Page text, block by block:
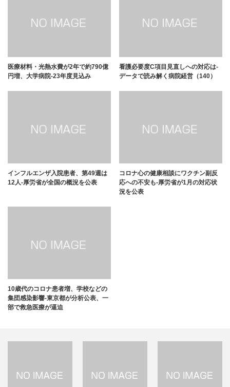
医療材料・光熱水費が2年で約790億
円増、大学病院-23年度見込み
看護必要度C項目見直しへの対応は-
データで読み解く病院経営（140）
インフルエンザ入院患者、第49週は
12人-厚労省が全国の概況を公表
コロナ心の健康相談にワクチン副反
応への不安も-厚労省が1月の対応状
況を公表
10歳代のコロナ患者増、学校などの
集団感染影響-東京都が分析公表、一
部で救急医療が逼迫